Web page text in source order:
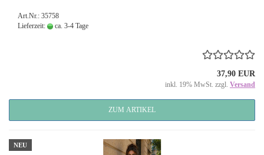
Art.Nr.: 35758
Lieferzeit:
ca. 3-4 Tage
37,90 EUR
inkl. 19% MwSt. zzgl. Versand
ZUM ARTIKEL
NEU